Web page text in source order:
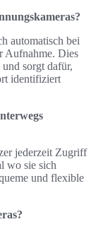
automatisch bei
Aufnahme. Dies
sorgt dafür,
identifiziert
jederzeit Zugriff
wo sie sich
und flexible